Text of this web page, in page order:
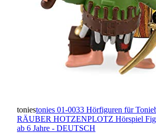
toniestonies 01-0033 Hörfiguren für
RÄUBER HOTZENPLOTZ Hörspiel
ab 6 Jahre - DEUTSCH